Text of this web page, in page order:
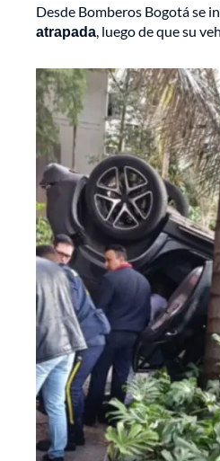
Desde Bomberos Bogotá se
atrapada, luego de que su